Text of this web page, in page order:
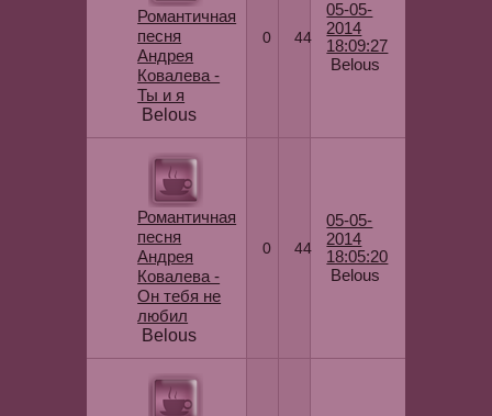
Романтичная
песня
Андрея
Ковалева -
Ты и я
Belous
0 44
05-05-
2014
18:09:27
Belous
Романтичная
песня
Андрея
Ковалева -
Он тебя не
любил
Belous
0 44
05-05-
2014
18:05:20
Belous